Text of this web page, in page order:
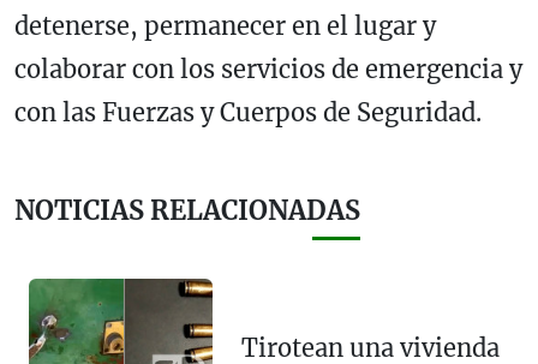
detenerse, permanecer en el lugar y
colaborar con los servicios de emergencia y
con las Fuerzas y Cuerpos de Seguridad.
NOTICIAS RELACIONADAS
Tirotean una vivienda